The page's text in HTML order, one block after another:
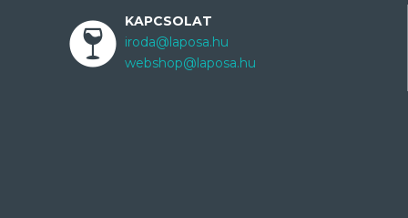
KAPCSOLAT
iroda@laposa.hu
webshop@laposa.hu